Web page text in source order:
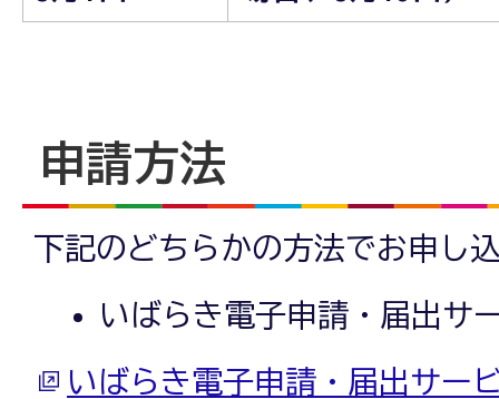
申請方法
下記のどちらかの方法でお申し
いばらき電子申請・届出サ
いばらき電子申請・届出サー